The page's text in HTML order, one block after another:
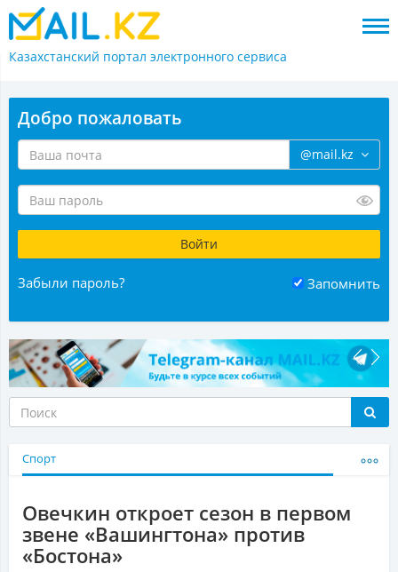
Казахстанский портал электронного сервиса
Добро пожаловать
@mail.kz
Забыли пароль? Запомнить
Спорт
Овечкин откроет сезон в первом
звене «Вашингтона» против
«Бостона»